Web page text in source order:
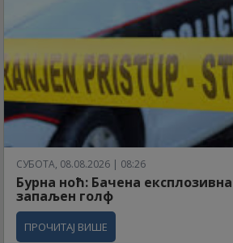
СУБОТА, 08.08.2026 | 08:26
Бурна ноћ: Бачена
запаљен голф
ПРОЧИТАЈ ВИШЕ